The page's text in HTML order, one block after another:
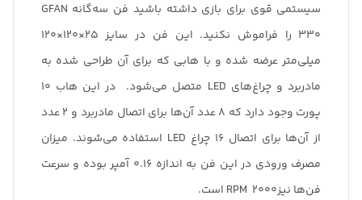
سیستمی قوی برای بازی داشته باشید فن سه‌گانه GFAN
330 را فراموش نکنید. این فن در سایز 25×120×120
میلی‌متر عرضه شده و با هابی که برای آن طراحی شده به
مادربرد و چراغ‌های LED متصل می‌شود. در این هاب 10
پورت وجود دارد که 8 عدد آن‌ها برای اتصال مادربرد و 2 عدد
از آن‌ها برای اتصال 16 چراغ LED استفاده می‌شوند. میزان
مصرف ورودی در این فن به اندازه 0.16 آمپر بوده و سرعت
فن‌ها نیزRPM 2000 است.